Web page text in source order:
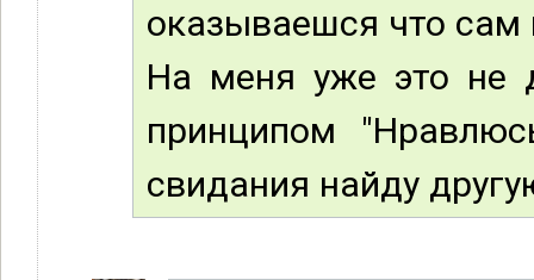
оказываешся что сам
На меня уже это не
принципом
свидания найду